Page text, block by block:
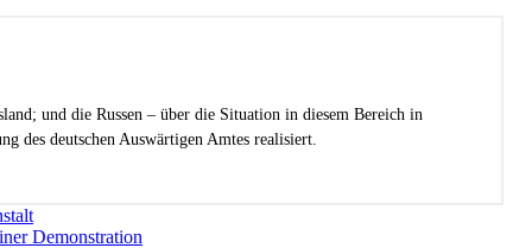
und die Russen – über die Situation in diesem Bereich in
des deutschen Auswärtigen Amtes realisiert.
Demonstration